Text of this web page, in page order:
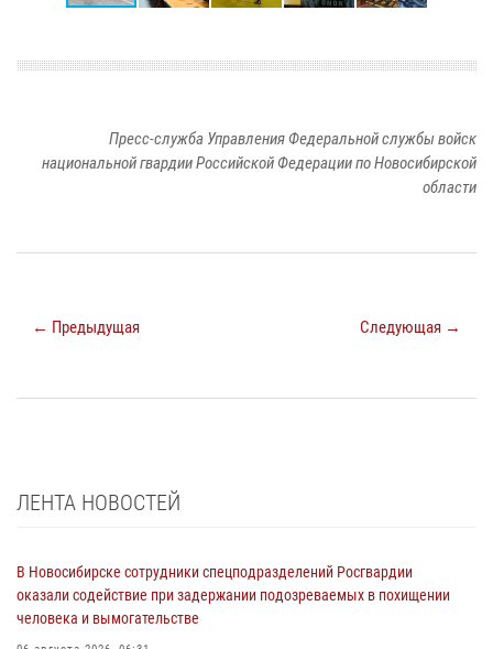
Пресс-служба Управления Федеральной службы войск
национальной гвардии Российской Федерации по Новосибирской
области
← Предыдущая Следующая →
ЛЕНТА НОВОСТЕЙ
В Новосибирске сотрудники спецподразделений Росгвардии
оказали содействие при задержании подозреваемых в похищении
человека и вымогательстве